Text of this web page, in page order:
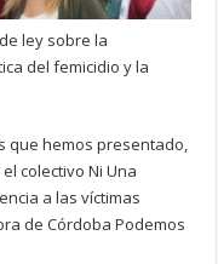
ley sobre la
del femicidio y la
que hemos presentado,
colectivo Ni Una
a las víctimas
de Córdoba Podemos